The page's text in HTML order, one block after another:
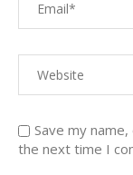
Save my
the next time I